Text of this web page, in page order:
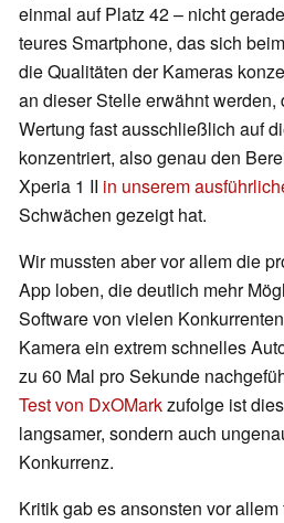
einmal auf Platz 42 – nicht
teures Smartphone, das sich
die Qualitäten der Kameras
an dieser Stelle erwähnt werden,
Wertung fast ausschließlich auf
konzentriert, also genau den
Xperia 1 II in unserem
Schwächen gezeigt hat.
Wir mussten aber vor allem die
App loben, die deutlich mehr
Software von vielen
Kamera ein extrem schnelles
zu 60 Mal pro Sekunde
Test von DxOMarkzufolge ist
langsamer, sondern auch
Konkurrenz.
Kritik gab es ansonsten vor